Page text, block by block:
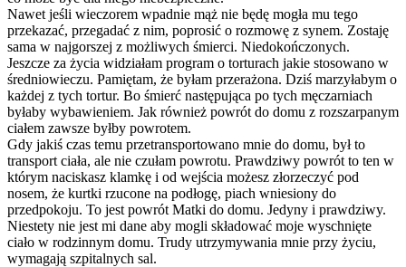
Nawet jeśli wieczorem wpadnie mąż nie będę mogła mu tego
przekazać, przegadać z nim, poprosić o rozmowę z synem. Zostaję
sama w najgorszej z możliwych śmierci. Niedokończonych.
Jeszcze za życia widziałam program o torturach jakie stosowano w
średniowieczu. Pamiętam, że byłam przerażona. Dziś marzyłabym o
każdej z tych tortur. Bo śmierć następująca po tych męczarniach
byłaby wybawieniem. Jak również powrót do domu z rozszarpanym
ciałem zawsze byłby powrotem.
Gdy jakiś czas temu przetransportowano mnie do domu, był to
transport ciała, ale nie czułam powrotu. Prawdziwy powrót to ten w
którym naciskasz klamkę i od wejścia możesz złorzeczyć pod
nosem, że kurtki rzucone na podłogę, piach wniesiony do
przedpokoju. To jest powrót Matki do domu. Jedyny i prawdziwy.
Niestety nie jest mi dane aby mogli składować moje wyschnięte
ciało w rodzinnym domu. Trudy utrzymywania mnie przy życiu,
wymagają szpitalnych sal.